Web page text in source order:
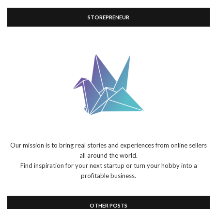
STOREPRENEUR
Our mission is to bring real stories and experiences from online sellers
all around the world.
Find inspiration for your next startup or turn your hobby into a
profitable business.
OTHER POSTS